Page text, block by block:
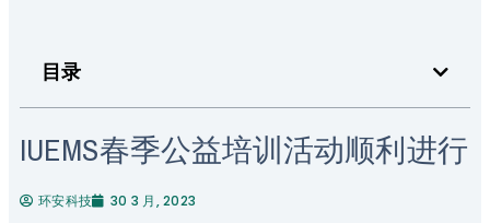
目录
IUEMS春季公益培训活动顺利进行
环安科技 30 3 月, 2023